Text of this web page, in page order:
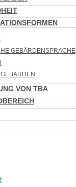
GEBÄRDENSPRACHE
VON TBA